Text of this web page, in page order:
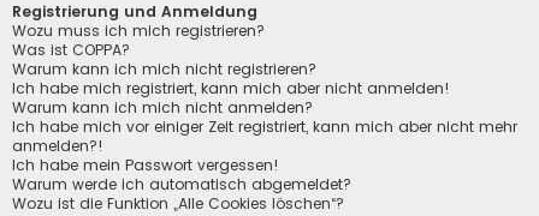
Registrierung und Anmeldung
Wozu muss ich mich registrieren?
Was ist COPPA?
Warum kann ich mich nicht registrieren?
Ich habe mich registriert, kann mich aber nicht anmelden!
Warum kann ich mich nicht anmelden?
Ich habe mich vor einiger Zeit registriert, kann mich aber nicht mehr
anmelden?!
Ich habe mein Passwort vergessen!
Warum werde ich automatisch abgemeldet?
Wozu ist die Funktion „Alle Cookies löschen“?